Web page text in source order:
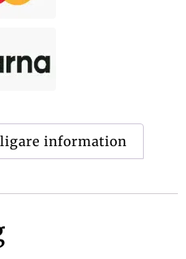
information